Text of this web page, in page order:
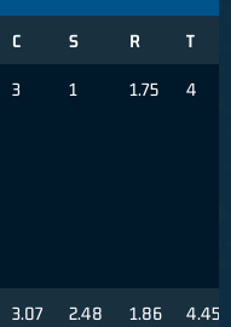
C S R T
3 1 1.75 4
3.07 2.48 1.86 4.45